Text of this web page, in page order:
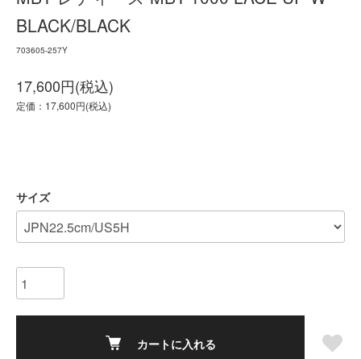
BLACK/BLACK
703605-257Y
17,600円(税込)
定価：17,600円(税込)
サイズ
カートに入れる